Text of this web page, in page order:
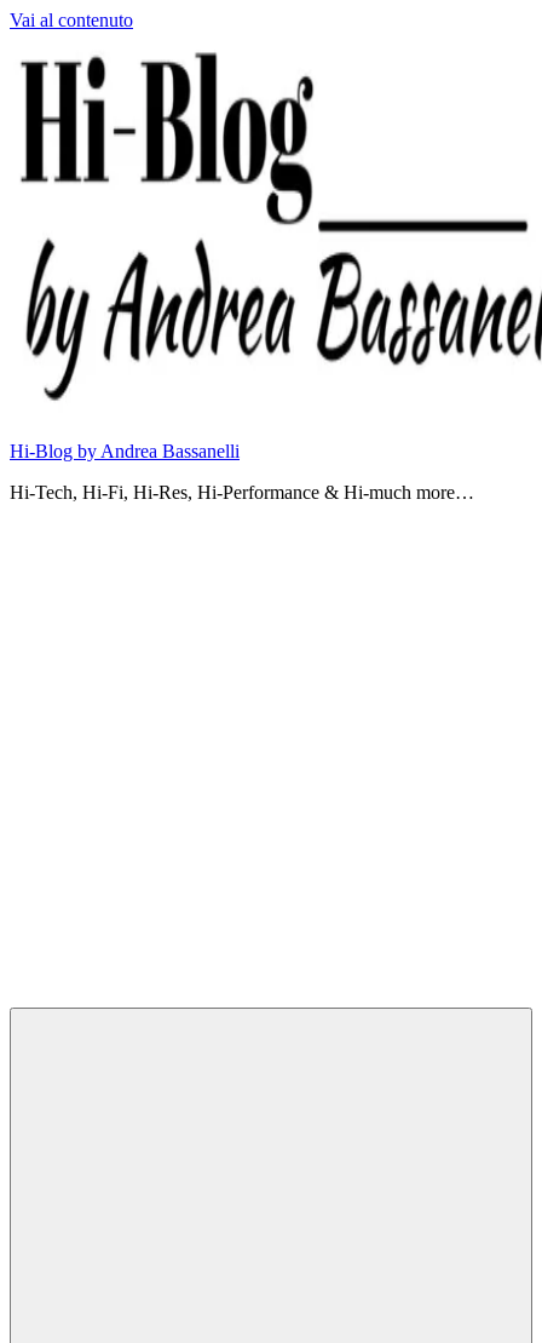
Vai al contenuto
Hi-Blog by Andrea Bassanelli
Hi-Tech, Hi-Fi, Hi-Res, Hi-Performance & Hi-much more…